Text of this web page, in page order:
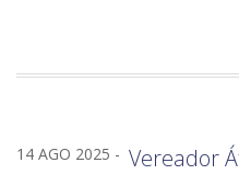
14 AGO 2025 - Vereador